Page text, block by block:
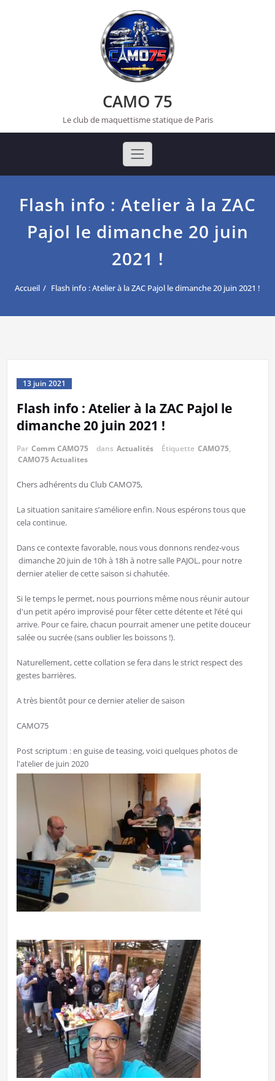
CAMO 75
Le club de maquettisme statique de Paris
Flash info : Atelier à la ZAC
Pajol le dimanche 20 juin
2021 !
Accueil Flash info : Atelier à la ZAC Pajol le dimanche 20 juin 2021 !
13 juin 2021
Flash info : Atelier à la ZAC Pajol le
dimanche 20 juin 2021 !
Par Comm CAMO75 dans Actualités Étiquette CAMO75,
CAMO75 Actualites
Chers adhérents du Club CAMO75,
La situation sanitaire s’améliore enfin. Nous espérons tous que
cela continue.
Dans ce contexte favorable, nous vous donnons rendez-vous
dimanche 20 juin de 10h à 18h à notre salle PAJOL, pour notre
dernier atelier de cette saison si chahutée.
Si le temps le permet, nous pourrions même nous réunir autour
d'un petit apéro improvisé pour fêter cette détente et l’été qui
arrive. Pour ce faire, chacun pourrait amener une petite douceur
salée ou sucrée (sans oublier les boissons !).
Naturellement, cette collation se fera dans le strict respect des
gestes barrières.
A très bientôt pour ce dernier atelier de saison
CAMO75
Post scriptum : en guise de teasing, voici quelques photos de
l'atelier de juin 2020